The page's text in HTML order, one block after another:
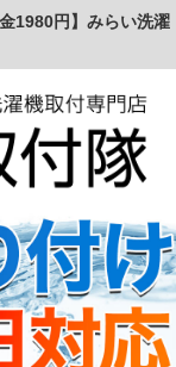
1980円】みらい洗濯